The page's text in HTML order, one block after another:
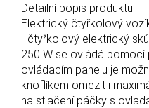
Detailní popis produktu
Elektrický čtyřkolový
- čtyřkolový elektrický
250 W se ovládá pomocí
ovládacím panelu je
knoflíkem omezit i
na stlačení páčky s